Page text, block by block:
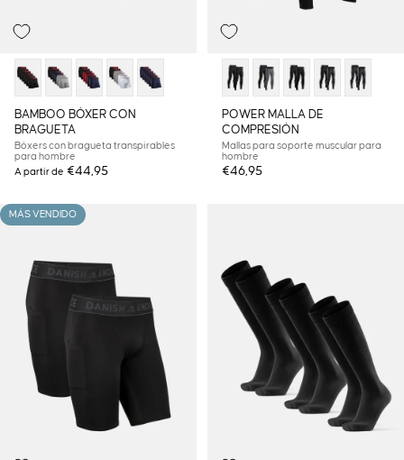
BAMBOO BÓXER CON
BRAGUETA
Bóxers con bragueta transpirables
para hombre
A partir de €44,95
POWER MALLA DE
COMPRESIÓN
Mallas para soporte muscular para
hombre
€46,95
MÁS VENDIDO